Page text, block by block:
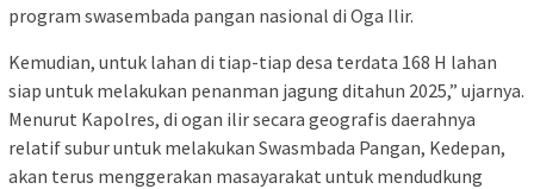
program swasembada pangan nasional di Oga Ilir.
Kemudian, untuk lahan di tiap-tiap desa terdata 168 H lahan
siap untuk melakukan penanman jagung ditahun 2025,” ujarnya.
Menurut Kapolres, di ogan ilir secara geografis daerahnya
relatif subur untuk melakukan Swasmbada Pangan, Kedepan,
akan terus menggerakan masayarakat untuk mendudkung